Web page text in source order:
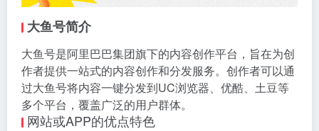
大鱼号简介
大鱼号是阿里巴巴集团旗下的内容创作平台，旨在为创
作者提供一站式的内容创作和分发服务。创作者可以通
过大鱼号将内容一键分发到UC浏览器、优酷、土豆等
多个平台，覆盖广泛的用户群体。
网站或APP的优点特色